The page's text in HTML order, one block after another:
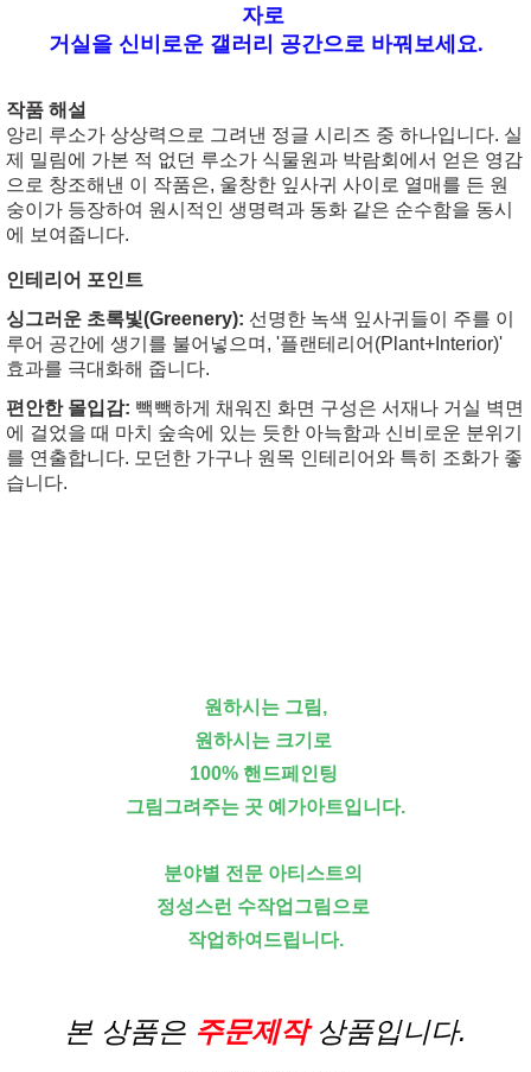
자로
거실을 신비로운 갤러리 공간으로 바꿔보세요.
작품 해설
앙리 루소가 상상력으로 그려낸 정글 시리즈 중 하나입니다. 실
제 밀림에 가본 적 없던 루소가 식물원과 박람회에서 얻은 영감
으로 창조해낸 이 작품은, 울창한 잎사귀 사이로 열매를 든 원
숭이가 등장하여 원시적인 생명력과 동화 같은 순수함을 동시
에 보여줍니다.
인테리어 포인트
싱그러운 초록빛(Greenery): 선명한 녹색 잎사귀들이 주를 이
루어 공간에 생기를 불어넣으며, '플랜테리어(Plant+Interior)'
효과를 극대화해 줍니다.
편안한 몰입감: 빽빽하게 채워진 화면 구성은 서재나 거실 벽면
에 걸었을 때 마치 숲속에 있는 듯한 아늑함과 신비로운 분위기
를 연출합니다. 모던한 가구나 원목 인테리어와 특히 조화가 좋
습니다.
원하시는 그림,
원하시는 크기로
100% 핸드페인팅
그림그려주는 곳 예가아트입니다.
분야별 전문 아티스트의
정성스런 수작업그림으로
작업하여드립니다.
본 상품은 주문제작 상품입니다.